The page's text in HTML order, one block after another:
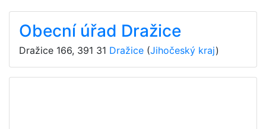
Obecní úřad Dražice
Dražice 166, 391 31 Dražice (Jihočeský kraj)